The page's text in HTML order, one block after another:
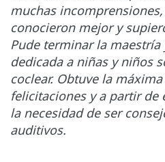
muchas
conocieron mejor y
Pude terminar la maestría
dedicada a niñas y niños
coclear. Obtuve la
felicitaciones y a partir de
la necesidad de ser
auditivos.